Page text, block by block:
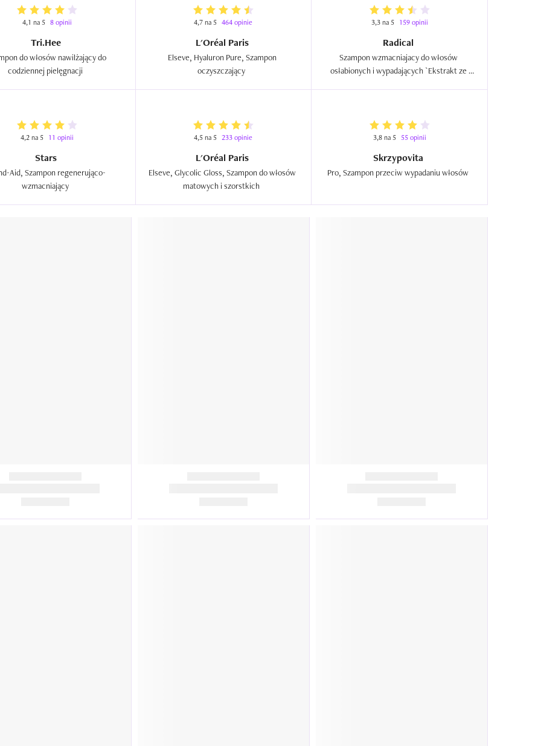
4,1 na 5 8 opinii
Tri.Hee
do włosów nawilżający do
4,7 na 5 464 opinie
L'Oréal Paris
Elseve, Hyaluron Pure, Szampon
3,3 na 5 159 opinii
Radical
Szampon wzmacniajacy do włosów
osłabionych i wypadających `Ekstrakt ze
4,2 na 5 11 opinii
Stars
Aid, Szampon regenerująco-
4,5 na 5 233 opinie
L'Oréal Paris
Elseve, Glycolic Gloss, Szampon do włosów
3,8 na 5 55 opinii
Skrzypovita